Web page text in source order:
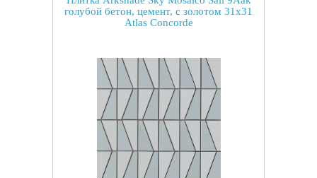
голубой бетон, цемент, с золотом 31x31
Atlas Concorde